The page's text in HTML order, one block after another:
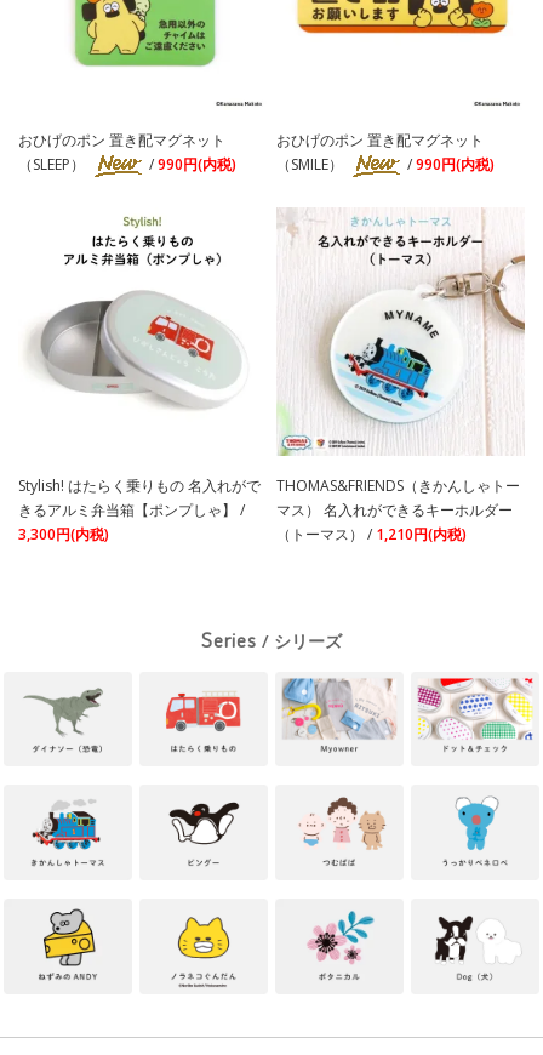
おひげのポン 置き配マグネット
（SLEEP）
/990円(内税)
おひげのポン 置き配マグネット
（SMILE）
/990円(内税)
Stylish! はたらく乗りもの 名入れがで
きるアルミ弁当箱【ポンプしゃ】 /
3,300円(内税)
THOMAS&FRIENDS（きかんしゃトー
マス） 名入れができるキーホルダー
（トーマス） / 1,210円(内税)
Series / シリーズ